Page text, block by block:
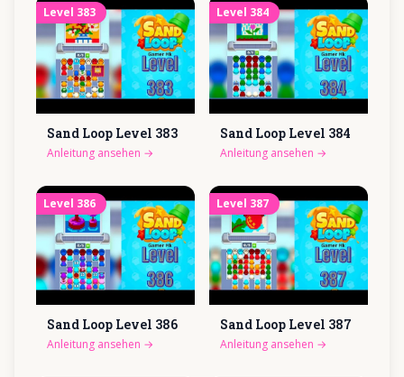
Level 383
Sand Loop Level 383
Anleitung ansehen →
Level 384
Sand Loop Level 384
Anleitung ansehen →
Level 386
Sand Loop Level 386
Anleitung ansehen →
Level 387
Sand Loop Level 387
Anleitung ansehen →